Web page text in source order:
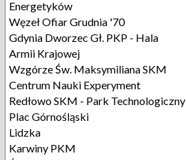
Energetyków
Węzeł Ofiar Grudnia '70
Gdynia Dworzec Gł. PKP - Hala
Armii Krajowej
Wzgórze Św. Maksymiliana SKM
Centrum Nauki Experyment
Redłowo SKM - Park Technologiczny
Plac Górnośląski
Lidzka
Karwiny PKM